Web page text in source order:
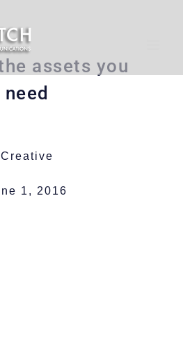
assets you
need
Creative
1, 2016